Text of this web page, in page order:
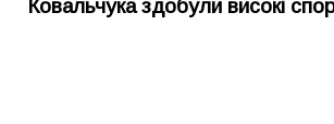
Ковальчука здобули високі